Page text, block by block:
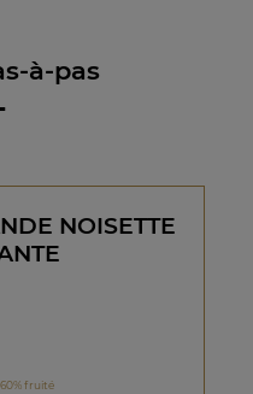
à-pas
NOISETTE
fruité